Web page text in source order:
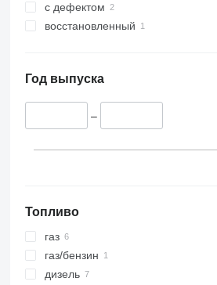
с дефектом
восстановленный
Год выпуска
–
Топливо
газ
газ/бензин
дизель